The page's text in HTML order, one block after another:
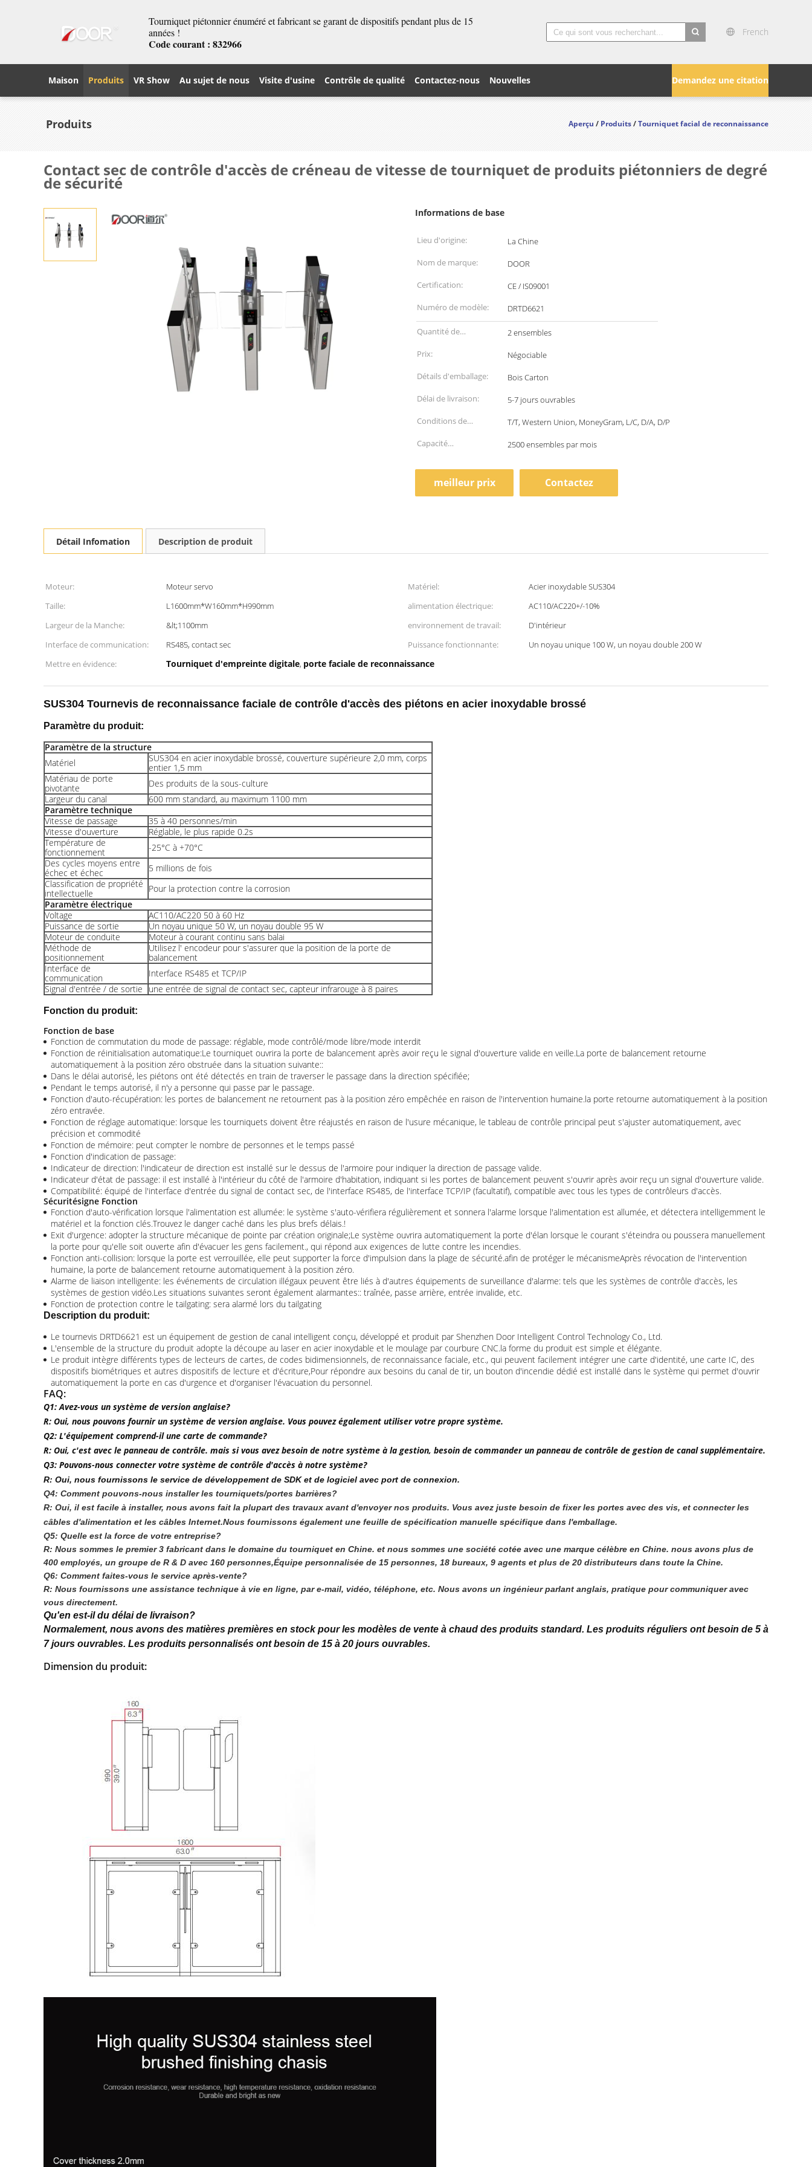
Tourniquet piétonnier énuméré et fabricant se garant de dispositifs pendant plus de 15
années !
Code courant : 832966
French
Demandez une citation
Maison Produits VR Show Au sujet de nous Visite d'usine Contrôle de qualité Contactez-nous Nouvelles
Produits Aperçu/Produits/Tourniquet facial de reconnaissance
Contact sec de contrôle d'accès de créneau de vitesse de tourniquet de produits piétonniers de degré
de sécurité
Informations de base
Lieu d'origine:
La Chine
Nom de marque:
DOOR
Certification:
CE / IS09001
Numéro de modèle:
DRTD6621
Quantité de
commande min:
2 ensembles
Prix:
Négociable
Détails d'emballage:
Bois Carton
Délai de livraison:
5-7 jours ouvrables
Conditions de
paiement:
T/T, Western Union, MoneyGram, L/C, D/A, D/P
Capacité
2500 ensembles par mois
meilleur prix Contactez
Détail Infomation Description de produit
Moteur: Moteur servo Matériel:
Acier inoxydable SUS304
Taille:
L1600mm*W160mm*H990mm alimentation électrique:
AC110/AC220+/-10%
Largeur de la Manche:
&lt;1100mm environnement de travail:
D'intérieur
Interface de communication:
RS485, contact sec Puissance fonctionnante:
Un noyau unique 100 W, un noyau double 200 W
Mettre en évidence:
Tourniquet d'empreinte digitale, porte faciale de reconnaissance
SUS304 Tournevis de reconnaissance faciale de contrôle d'accès des piétons en acier inoxydable brossé
Paramètre du produit:
Paramètre de la structure
Matériel
SUS304 en acier inoxydable brossé, couverture supérieure 2,0 mm, corps
entier 1,5 mm
Matériau de porte
pivotante
Des produits de la sous-culture
Largeur du canal
600 mm standard, au maximum 1100 mm
Paramètre technique
Vitesse de passage
35 à 40 personnes/min
Vitesse d'ouverture
Réglable, le plus rapide 0.2s
Température de
fonctionnement
-25°C à +70°C
Des cycles moyens entre
échec et échec
5 millions de fois
Classification de propriété
intellectuelle
Pour la protection contre la corrosion
Paramètre électrique
Voltage
AC110/AC220 50 à 60 Hz
Puissance de sortie
Un noyau unique 50 W, un noyau double 95 W
Moteur de conduite
Moteur à courant continu sans balai
Méthode de
positionnement
Utilisez l' encodeur pour s'assurer que la position de la porte de
balancement
Interface de
communication
Interface RS485 et TCP/IP
Signal d'entrée / de sortie
une entrée de signal de contact sec, capteur infrarouge à 8 paires
Fonction du produit:
Fonction de base
Fonction de commutation du mode de passage: réglable, mode contrôlé/mode libre/mode interdit
Fonction de réinitialisation automatique:Le tourniquet ouvrira la porte de balancement après avoir reçu le signal d'ouverture valide en veille.La porte de balancement retourne
automatiquement à la position zéro obstruée dans la situation suivante::
Dans le délai autorisé, les piétons ont été détectés en train de traverser le passage dans la direction spécifiée;
Pendant le temps autorisé, il n'y a personne qui passe par le passage.
Fonction d'auto-récupération: les portes de balancement ne retournent pas à la position zéro empêchée en raison de l'intervention humaine.la porte retourne automatiquement à la position
zéro entravée.
Fonction de réglage automatique: lorsque les tourniquets doivent être réajustés en raison de l'usure mécanique, le tableau de contrôle principal peut s'ajuster automatiquement, avec
précision et commodité
Fonction de mémoire: peut compter le nombre de personnes et le temps passé
Fonction d'indication de passage:
Indicateur de direction: l'indicateur de direction est installé sur le dessus de l'armoire pour indiquer la direction de passage valide.
Indicateur d'état de passage: il est installé à l'intérieur du côté de l'armoire d'habitation, indiquant si les portes de balancement peuvent s'ouvrir après avoir reçu un signal d'ouverture valide.
Compatibilité: équipé de l'interface d'entrée du signal de contact sec, de l'interface RS485, de l'interface TCP/IP (facultatif), compatible avec tous les types de contrôleurs d'accès.
Sécuritésigne Fonction
Fonction d'auto-vérification lorsque l'alimentation est allumée: le système s'auto-vérifiera régulièrement et sonnera l'alarme lorsque l'alimentation est allumée, et détectera intelligemment le
matériel et la fonction clés.Trouvez le danger caché dans les plus brefs délais.!
Exit d'urgence: adopter la structure mécanique de pointe par création originale;Le système ouvrira automatiquement la porte d'élan lorsque le courant s'éteindra ou poussera manuellement
la porte pour qu'elle soit ouverte afin d'évacuer les gens facilement., qui répond aux exigences de lutte contre les incendies.
Fonction anti-collision: lorsque la porte est verrouillée, elle peut supporter la force d'impulsion dans la plage de sécurité.afin de protéger le mécanismeAprès révocation de l'intervention
humaine, la porte de balancement retourne automatiquement à la position zéro.
Alarme de liaison intelligente: les événements de circulation illégaux peuvent être liés à d'autres équipements de surveillance d'alarme: tels que les systèmes de contrôle d'accès, les
systèmes de gestion vidéo.Les situations suivantes seront également alarmantes:: traînée, passe arrière, entrée invalide, etc.
Fonction de protection contre le tailgating: sera alarmé lors du tailgating
Description du produit:
Le tournevis DRTD6621 est un équipement de gestion de canal intelligent conçu, développé et produit par Shenzhen Door Intelligent Control Technology Co., Ltd.
L'ensemble de la structure du produit adopte la découpe au laser en acier inoxydable et le moulage par courbure CNC.la forme du produit est simple et élégante.
Le produit intègre différents types de lecteurs de cartes, de codes bidimensionnels, de reconnaissance faciale, etc., qui peuvent facilement intégrer une carte d'identité, une carte IC, des
dispositifs biométriques et autres dispositifs de lecture et d'écriture,Pour répondre aux besoins du canal de tir, un bouton d'incendie dédié est installé dans le système qui permet d'ouvrir
automatiquement la porte en cas d'urgence et d'organiser l'évacuation du personnel.
FAQ:
Q1: Avez-vous un système de version anglaise?
R: Oui, nous pouvons fournir un système de version anglaise. Vous pouvez également utiliser votre propre système.
Q2: L'équipement comprend-il une carte de commande?
R: Oui, c'est avec le panneau de contrôle. mais si vous avez besoin de notre système à la gestion, besoin de commander un panneau de contrôle de gestion de canal supplémentaire.
Q3: Pouvons-nous connecter votre système de contrôle d'accès à notre système?
R: Oui, nous fournissons le service de développement de SDK et de logiciel avec port de connexion.
Q4: Comment pouvons-nous installer les tourniquets/portes barrières?
R: Oui, il est facile à installer, nous avons fait la plupart des travaux avant d'envoyer nos produits. Vous avez juste besoin de fixer les portes avec des vis, et connecter les
câbles d'alimentation et les câbles Internet.Nous fournissons également une feuille de spécification manuelle spécifique dans l'emballage.
Q5: Quelle est la force de votre entreprise?
R: Nous sommes le premier 3 fabricant dans le domaine du tourniquet en Chine. et nous sommes une société cotée avec une marque célèbre en Chine. nous avons plus de
400 employés, un groupe de R & D avec 160 personnes,Équipe personnalisée de 15 personnes, 18 bureaux, 9 agents et plus de 20 distributeurs dans toute la Chine.
Q6: Comment faites-vous le service après-vente?
R: Nous fournissons une assistance technique à vie en ligne, par e-mail, vidéo, téléphone, etc. Nous avons un ingénieur parlant anglais, pratique pour communiquer avec
vous directement.
Qu'en est-il du délai de livraison?
Normalement, nous avons des matières premières en stock pour les modèles de vente à chaud des produits standard. Les produits réguliers ont besoin de 5 à
7 jours ouvrables. Les produits personnalisés ont besoin de 15 à 20 jours ouvrables.
Dimension du produit: